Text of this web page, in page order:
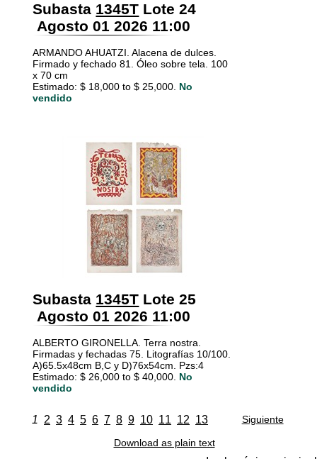
Subasta 1345T Lote 24
Agosto 01 2026 11:00
ARMANDO AHUATZI. Alacena de dulces.
Firmado y fechado 81. Óleo sobre tela. 100
x 70 cm
Estimado: $ 18,000 to $ 25,000. No
vendido
Subasta 1345T Lote 25
Agosto 01 2026 11:00
ALBERTO GIRONELLA. Terra nostra.
Firmadas y fechadas 75. Litografías 10/100.
A)65.5x48cm B,C y D)76x54cm. Pzs:4
Estimado: $ 26,000 to $ 40,000. No
vendido
1 2 3 4 5 6 7 8 9 10 11 12 13 Siguiente
Download as plain text